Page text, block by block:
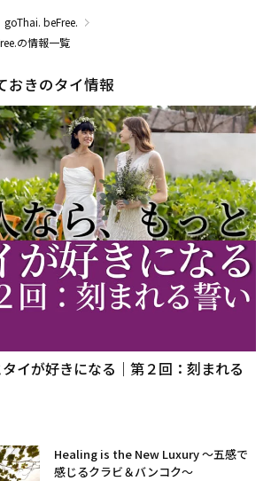
goThai. beFree.
の情報一覧
おきのタイ情報
イが好きになる｜第２回：刻まれる
Healing is the New Luxury ～五感で
感じるクラビ＆バンコク～